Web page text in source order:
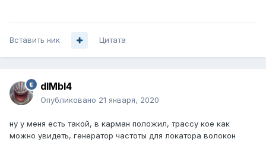
Вставить ник Цитата
dIMbI4
Опубликовано 21 января, 2020
ну у меня есть такой, в карман положил, трассу кое как
можно увидеть, генератор частоты для локатора волокон